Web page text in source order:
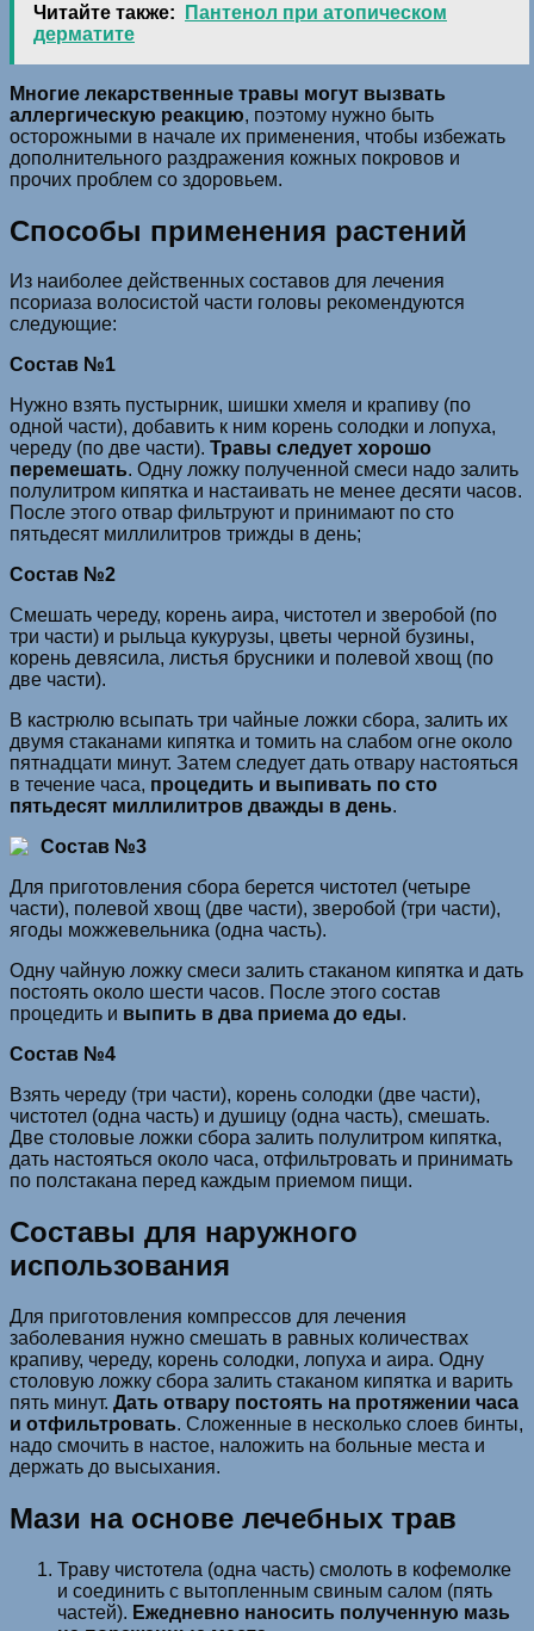
Читайте также:
Пантенол при атопическом
дерматите
Многие лекарственные травы могут вызвать
аллергическую реакцию, поэтому нужно быть
осторожными в начале их применения, чтобы избежать
дополнительного раздражения кожных покровов и
прочих проблем со здоровьем.
Способы применения растений
Из наиболее действенных составов для лечения
псориаза волосистой части головы рекомендуются
следующие:
Состав №1
Нужно взять пустырник, шишки хмеля и крапиву (по
одной части), добавить к ним корень солодки и лопуха,
череду (по две части). Травы следует хорошо
перемешать. Одну ложку полученной смеси надо залить
полулитром кипятка и настаивать не менее десяти часов.
После этого отвар фильтруют и принимают по сто
пятьдесят миллилитров трижды в день;
Состав №2
Смешать череду, корень аира, чистотел и зверобой (по
три части) и рыльца кукурузы, цветы черной бузины,
корень девясила, листья брусники и полевой хвощ (по
две части).
В кастрюлю всыпать три чайные ложки сбора, залить их
двумя стаканами кипятка и томить на слабом огне около
пятнадцати минут. Затем следует дать отвару настояться
в течение часа, процедить и выпивать по сто
пятьдесят миллилитров дважды в день.
Состав №3
Для приготовления сбора берется чистотел (четыре
части), полевой хвощ (две части), зверобой (три части),
ягоды можжевельника (одна часть).
Одну чайную ложку смеси залить стаканом кипятка и дать
постоять около шести часов. После этого состав
процедить и выпить в два приема до еды.
Состав №4
Взять череду (три части), корень солодки (две части),
чистотел (одна часть) и душицу (одна часть), смешать.
Две столовые ложки сбора залить полулитром кипятка,
дать настояться около часа, отфильтровать и принимать
по полстакана перед каждым приемом пищи.
Составы для наружного
использования
Для приготовления компрессов для лечения
заболевания нужно смешать в равных количествах
крапиву, череду, корень солодки, лопуха и аира. Одну
столовую ложку сбора залить стаканом кипятка и варить
пять минут. Дать отвару постоять на протяжении часа
и отфильтровать. Сложенные в несколько слоев бинты,
надо смочить в настое, наложить на больные места и
держать до высыхания.
Мази на основе лечебных трав
Траву чистотела (одна часть) смолоть в кофемолке
и соединить с вытопленным свиным салом (пять
частей). Ежедневно наносить полученную мазь